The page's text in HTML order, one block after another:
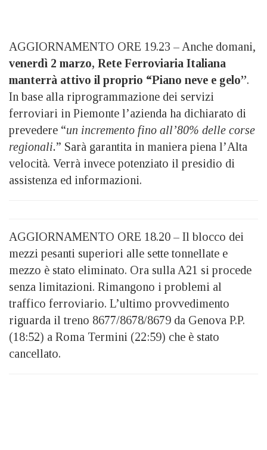
AGGIORNAMENTO ORE 19.23 – Anche domani,
venerdì 2 marzo, Rete Ferroviaria Italiana
manterrà attivo il proprio “Piano neve e gelo”.
In base alla riprogrammazione dei servizi
ferroviari in Piemonte l’azienda ha dichiarato di
prevedere “un incremento fino all’80% delle corse
regionali.” Sarà garantita in maniera piena l’Alta
velocità. Verrà invece potenziato il presidio di
assistenza ed informazioni.
AGGIORNAMENTO ORE 18.20 – Il blocco dei
mezzi pesanti superiori alle sette tonnellate e
mezzo è stato eliminato. Ora sulla A21 si procede
senza limitazioni. Rimangono i problemi al
traffico ferroviario. L’ultimo provvedimento
riguarda il treno 8677/8678/8679 da Genova P.P.
(18:52) a Roma Termini (22:59) che è stato
cancellato.